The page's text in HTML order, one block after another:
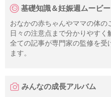
基礎知識＆妊娠週ムービー
おなかの赤ちゃんやママの体の
日々の注意点まで分かりやすく
全ての記事が専門家の監修を受
ます。
みんなの成長アルバム